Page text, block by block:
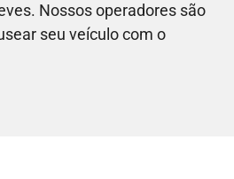
Nossos operadores são
seu veículo com o